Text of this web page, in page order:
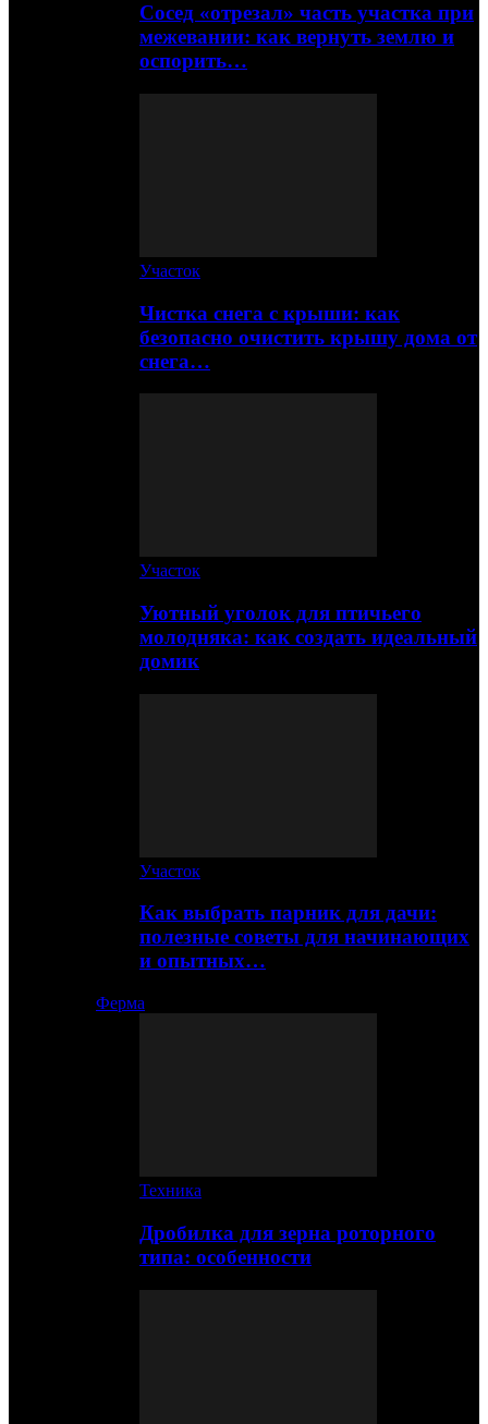
Сосед «отрезал» часть участка при
межевании: как вернуть землю и
оспорить…
Участок
Чистка снега с крыши: как
безопасно очистить крышу дома от
снега…
Участок
Уютный уголок для птичьего
молодняка: как создать идеальный
домик
Участок
Как выбрать парник для дачи:
полезные советы для начинающих
и опытных…
Ферма
Техника
Дробилка для зерна роторного
типа: особенности